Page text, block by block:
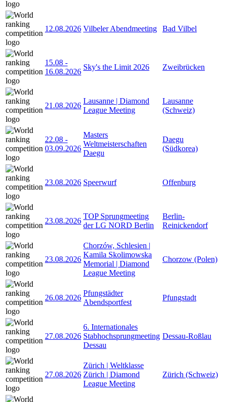
12.08.2026 Vilbeler Abendmeeting Bad Vilbel
15.08 -
16.08.2026
Sky's the Limit 2026 Zweibrücken
21.08.2026
Lausanne | Diamond
League Meeting
Lausanne
(Schweiz)
22.08 -
03.09.2026
Masters
Weltmeisterschaften
Daegu
Daegu
(Südkorea)
23.08.2026 Speerwurf Offenburg
23.08.2026
TOP Sprungmeeting
der LG NORD Berlin
Berlin-
Reinickendorf
23.08.2026
Chorzów, Schlesien |
Kamila Skolimowska
Memorial | Diamond
League Meeting
Chorzow (Polen)
26.08.2026
Pfungstädter
Abendsportfest
Pfungstadt
27.08.2026
6. Internationales
Stabhochsprungmeeting
Dessau
Dessau-Roßlau
27.08.2026
Zürich | Weltklasse
Zürich | Diamond
League Meeting
Zürich (Schweiz)